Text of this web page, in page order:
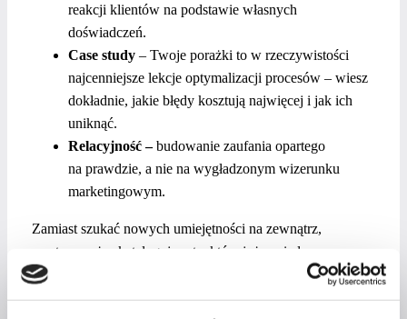
reakcji klientów na podstawie własnych
doświadczeń.
Case study – Twoje porażki to w rzeczywistości
najcenniejsze lekcje optymalizacji procesów – wiesz
dokładnie, jakie błędy kosztują najwięcej i jak ich
uniknąć.
Relacyjność –budowanie zaufania opartego
na prawdzie, a nie na wygładzonym wizerunku
marketingowym.
Zamiast szukać nowych umiejętności na zewnątrz,
wystarczy, że skatalogujesz te, które już posiadasz.
Współczesna
to osoba, która potrafi
nazwać swoje życiowe lekcje i ubrać je w konkretną ofertę